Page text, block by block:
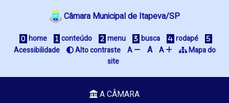
Câmara Municipal de Itapeva/SP
home conteúdo menu busca
rodapé
Acessibilidade
Alto contraste A A A
Mapa do
site
A CÂMARA